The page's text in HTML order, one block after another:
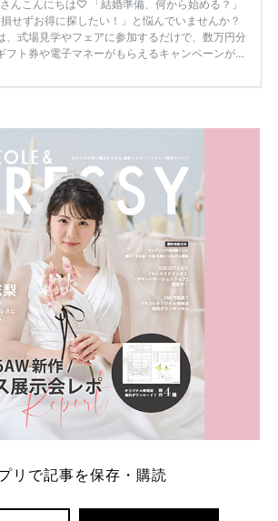
んこんにちは♡ 「結婚準備、何から始める？」
損せずお得に探したい！」と悩んでいませんか？
、式場見学やフェアに参加するだけで、数万円分
フト券や電子マネーがもらえるキャンペーンがあ
、比較せずに選ぶと損をしてしまうことも……。
：特典金額・条件・応募方法・注意点 「どこが
お得？」「プラコレの特典は？」といった疑問も
決します。 まずは診断で候補を絞れる「ウェディ
ング診断」か、体験型 […]
続きを読む
リで記事を保存・購読